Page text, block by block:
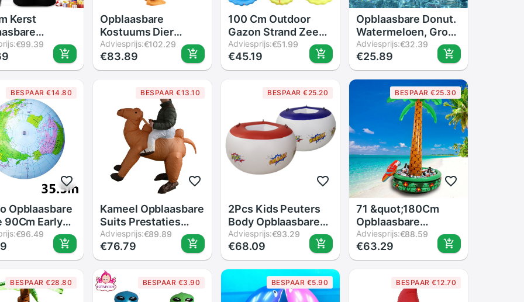
Kerst
Boog Weg
Home
Yard Decor
€99.39
Opblaasbare
Kostuums Dier
Tijger Zebra
Mascotte Pak Party
Rollenspel
Cosplay Kostuum
Voor Man Vrouw
Adviesprijs:€102.29
€83.89
100 Cm Outdoor
Gazon Strand Zee
Dier Opblaasbare
Waternevel Kids
Sprinkler Spelen
Games Strand Mat
Kussen speelgoed
Adviesprijs:€51.99
€45.19
Opblaasbare Donut.
Watermeloen, Groen
Lemon. Ananas
Flamigo
Bekerhouder. Indoor
En Outdoor
Stander.10pcs/Lot
Gemengde
Ontwerpen
Adviesprijs:€32.39
€25.89
BESPAAR €14.80
Opblaasbare
90Cm Early
Aarde
Geografie
€96.49
BESPAAR €13.10
Kameel Opblaasbare
Suits Prestaties
Kostuum Blow Up
Outfit Volwassen
Partij Kleding
Water-Proof Doek
Voor Sumo Kostuum
Adviesprijs:€89.89
€76.79
BESPAAR €25.20
2Pcs Kids Peuters
Body Opblaasbare
Ballen Pak Playset
Pvc Ballen Bumper
Game
Adviesprijs:€93.29
€68.09
BESPAAR €25.30
71 &quot;180Cm
Opblaasbare
Ijsemmer Hawaii
Coconut Palm Tree
Ijs Dranken Buffet
Adviesprijs:€88.59
€63.29
BESPAAR €28.80 BESPAAR €3.90 BESPAAR €5.90 BESPAAR €12.70